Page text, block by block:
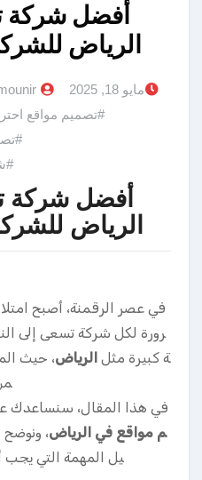
أفضل شركة
الرياض
مايو 18, 2025
#تصميم مواقع
أفضل شركة
الرياض
في عصر الرقمنة، أصبح
رورة لكل شركة تسعى إلى
ة كبيرة مثل الرياض، حيث
في هذا المقال، سنساعدك
م مواقع في الرياض، ونوضح
يل المهمة التي